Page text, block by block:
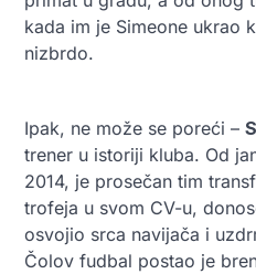
kada im je Simeone ukrao
nizbrdo.
Ipak, ne može se poreći –
trener u istoriji kluba. Od
2014, je prosečan tim
trofeja u svom CV-u,
osvojio srca navijača i
Čolov fudbal postao je